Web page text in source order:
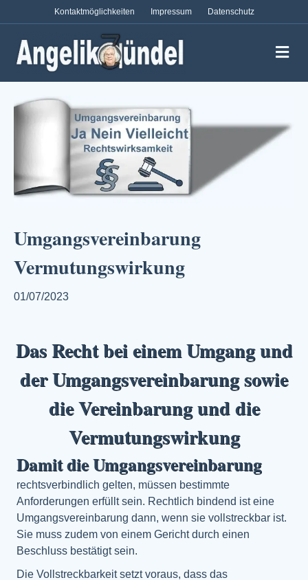
Kontaktmöglichkeiten Impressum Datenschutz
Umgangsvereinbarung
Vermutungswirkung
01/07/2023
Das Recht bei einem Umgang und
der Umgangsvereinbarung sowie
die Vereinbarung und die
Vermutungswirkung
Damit die Umgangsvereinbarung
rechtsverbindlich gelten, müssen bestimmte
Anforderungen erfüllt sein. Rechtlich bindend ist eine
Umgangsvereinbarung dann, wenn sie vollstreckbar ist.
Sie muss zudem von einem Gericht durch einen
Beschluss bestätigt sein.
Die Vollstreckbarkeit setzt voraus, dass das